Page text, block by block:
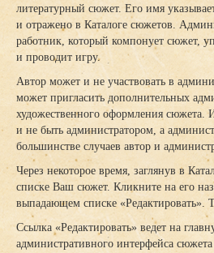
литературный сюжет. Его имя
и отражено в Каталоге сюжетов.
работник, который компонует сюжет,
и проводит игру.
Автор может и не участвовать в
может пригласить дополнительных
художественного оформления
и не быть администратором, а
большинстве случаев автор и
Через некоторое время, заглянув в
списке Ваш сюжет. Кликните на его
выпадающем списке «Редактировать».
Ссылка «Редактировать» ведет на
административного интерфейса